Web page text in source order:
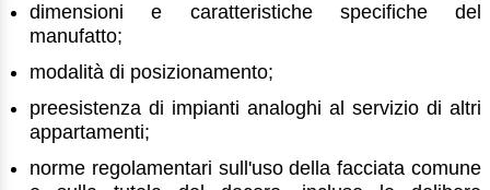
dimensioni e caratteristiche specifiche del
manufatto;
modalità di posizionamento;
preesistenza di impianti analoghi al servizio di altri
appartamenti;
norme regolamentari sull'uso della facciata comune